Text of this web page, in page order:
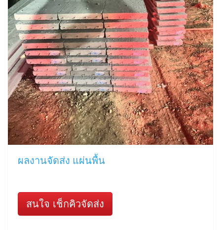
ผลงานจัดส่ง แผ่นพื้น
สนใจ เช็กคิวจัดส่ง